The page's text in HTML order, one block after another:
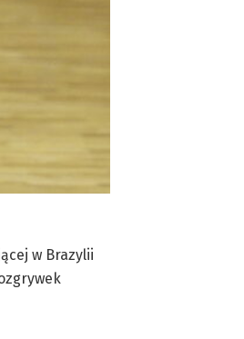
w Brazylii